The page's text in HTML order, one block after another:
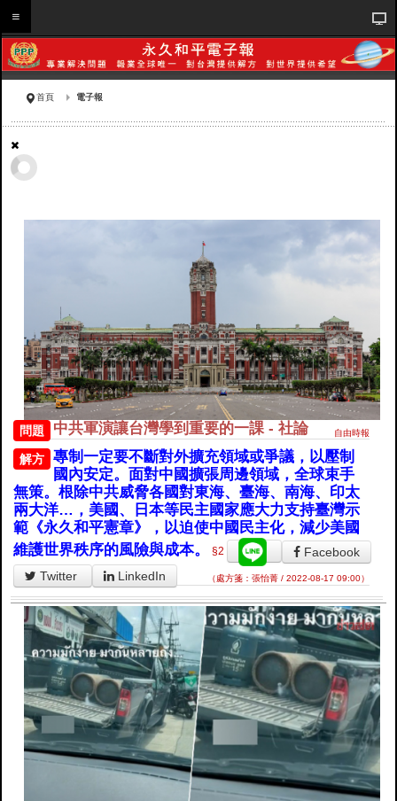
首頁 電子報
問題 中共軍演讓台灣學到重要的一課 - 社論 自由時報
解方
專制一定要不斷對外擴充領域或爭議，以壓制
國內安定。面對中國擴張周邊領域，全球束手
無策。根除中共威脅各國對東海、臺海、南海、印太
兩大洋…，美國、日本等民主國家應大力支持臺灣示
範《永久和平憲章》，以迫使中國民主化，減少美國
維護世界秩序的風險與成本。
§2
Facebook
Twitter
LinkedIn （處方箋：張怡菁 / 2022-08-17 09:00）